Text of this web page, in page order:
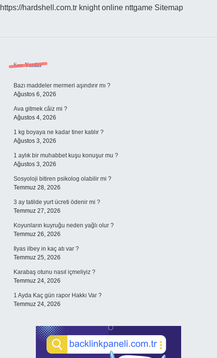
https://hardshell.com.tr knight online nttgame Sitemap
Sidebar
Son Yazılar
Bazı maddeler mermeri aşındırır mı ?
Ağustos 6, 2026
Ava gitmek câiz mi ?
Ağustos 4, 2026
1 kg boyaya ne kadar tiner katılır ?
Ağustos 3, 2026
1 aylık bir muhabbet kuşu konuşur mu ?
Ağustos 3, 2026
Sosyoloji bitiren psikolog olabilir mi ?
Temmuz 28, 2026
3 ay tatilde yurt ücreti ödenir mi ?
Temmuz 27, 2026
Koyunların kuyruğu neden yağlı olur ?
Temmuz 26, 2026
Ilyas ilbey in kaç atı var ?
Temmuz 25, 2026
Karabaş otunu nasıl içmeliyiz ?
Temmuz 24, 2026
1 Ayda Kaç gün rapor Hakkı Var ?
Temmuz 24, 2026